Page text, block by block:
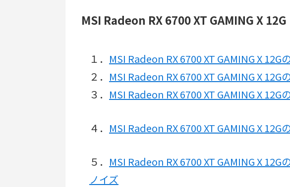
MSI Radeon RX 6700 XT GAMING X
１． MSI Radeon RX 6700 XT GAMING X 12G
２． MSI Radeon RX 6700 XT GAMING X 12G
３． MSI Radeon RX 6700 XT GAMING X
４． MSI Radeon RX 6700 XT GAMING X 12G
５． MSI Radeon RX 6700 XT GAMING X
ノイズ